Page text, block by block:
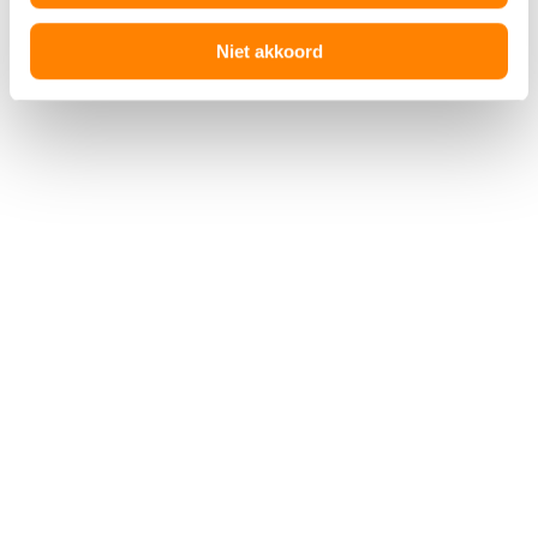
Niet akkoord